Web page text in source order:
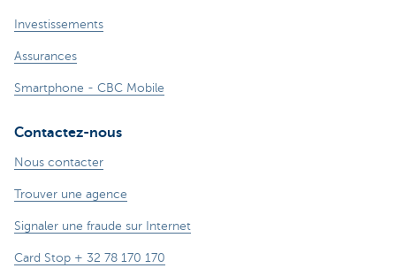
Investissements
Assurances
Smartphone - CBC Mobile
Contactez-nous
Nous contacter
Trouver une agence
Signaler une fraude sur Internet
Card Stop + 32 78 170 170